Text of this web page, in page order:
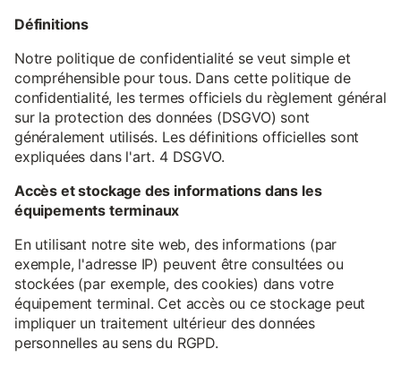
Définitions
Notre politique de confidentialité se veut simple et
compréhensible pour tous. Dans cette politique de
confidentialité, les termes officiels du règlement général
sur la protection des données (DSGVO) sont
généralement utilisés. Les définitions officielles sont
expliquées dans l'art. 4 DSGVO.
Accès et stockage des informations dans les
équipements terminaux
En utilisant notre site web, des informations (par
exemple, l'adresse IP) peuvent être consultées ou
stockées (par exemple, des cookies) dans votre
équipement terminal. Cet accès ou ce stockage peut
impliquer un traitement ultérieur des données
personnelles au sens du RGPD.